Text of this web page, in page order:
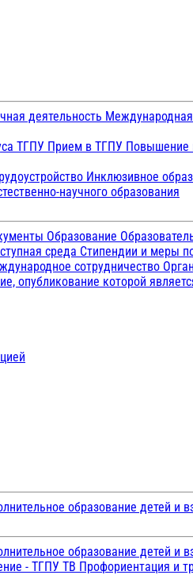
деятельность
ТГПУ Прием в ТГПУ Повышение
Инклюзивное
научного образования
Образование
среда Стипендии и меры
сотрудничество
которой
образование детей и
образование детей и
- ТГПУ ТВ Профориентация и